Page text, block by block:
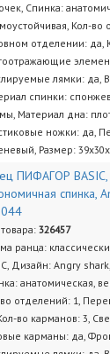
Спинка:
Кол-во
отделении: да,
лямки: да,
спинки:
Материал дна:
ножки: да,
Размер:
ПИФАГОР BASIC,
спинка,
326457
ранца:
Дизайн: Angry
анатомическая,
отделений: 1,
во карманов: 3,
карманы: да,